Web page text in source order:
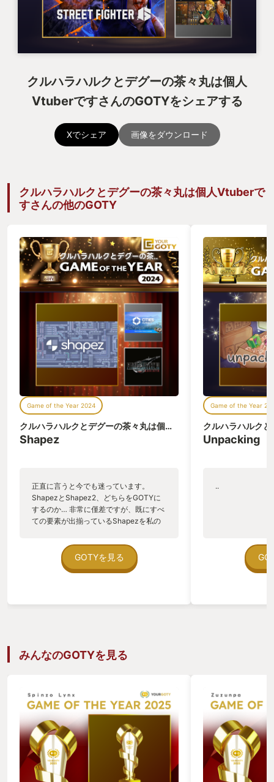
クルハラハルクとデグーの茶々丸は個人
VtuberですさんのGOTYをシェアする
Xでシェア 画像をダウンロード
クルハラハルクとデグーの茶々丸は個人Vtuberで
すさんの他のGOTY
Game of the Year 2024
クルハラハルクとデグーの茶々丸は個人Vtuberです さん
Shapez
正直に言うと今でも迷っています。
ShapezとShapez2、どちらをGOTYに
するのか… 非常に僅差ですが、既にすべ
ての要素が出揃っているShapezを私の
Shapez2は現時点ではアーリーアクセス
版で、来年メジャーアップデート予定と
のことなので来年MyGOTYを取ってもら
上！ このシンプルなパズルゲームに"工
場"というエッセンスが加わるだけでこ
理・限られた土地の有効利用・各所に配
置する人員といった複雑な要素があり
「面倒くさそう」と思われる人も多いと
思います。 そんな方にはまず、この
Shapezをプレイしてほしいです。 資
金？ありません！ 素材？ありません！
土地？好きなだけ使え！ 人員？いませ
ん！ あくまでも図形パズルがメインなの
GOTYを見る
Game of the Year
Unpacking
..
みんなのGOTYを見る